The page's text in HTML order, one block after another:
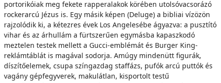
portorikóiak meg fekete rapperalakok körében utolsóvacsorázó
rockerarcú Jézus is. Egy másik képen (Deluge) a bibliai vízözön
rajzolódik ki, a kétezres évek Los Angelesébe ágyazva: a pusztító
vihar és az árhullám a fürtszerűen egymásba kapaszkodó
meztelen testek mellett a Gucci-emblémát és Burger King-
reklámtáblát is magával sodorja. Amúgy mindenütt figurák,
díszítőelemek, csupa színgazdag staffázs, pufók arcú puttók és
vagány gépfegyverek, makulátlan, kisportolt testű